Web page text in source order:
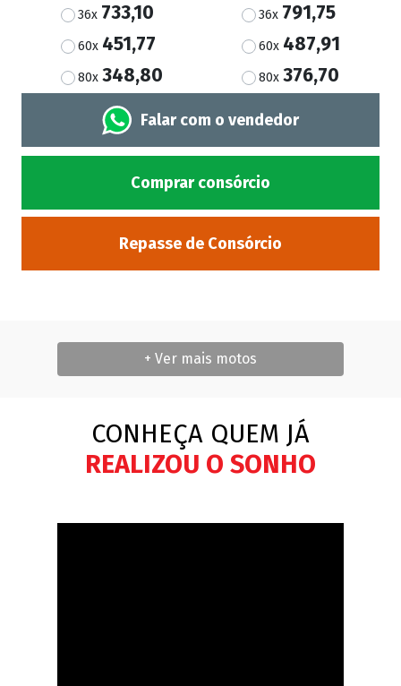
36x 733,10
60x 451,77
80x348,80
36x 791,75
60x 487,91
80x376,70
Falar com o vendedor
Comprar consórcio
Repasse de Consórcio
+ Ver mais motos
CONHEÇA QUEM JÁ
REALIZOU O SONHO